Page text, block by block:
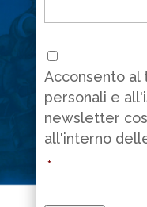
Consenso
Acconsento
personali e
newsletter
all'interno
*